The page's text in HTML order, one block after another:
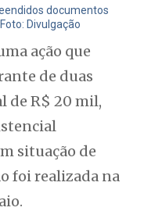
documentos
Divulgação
ação que
de duas
de R$ 20 mil,
situação de
foi realizada na